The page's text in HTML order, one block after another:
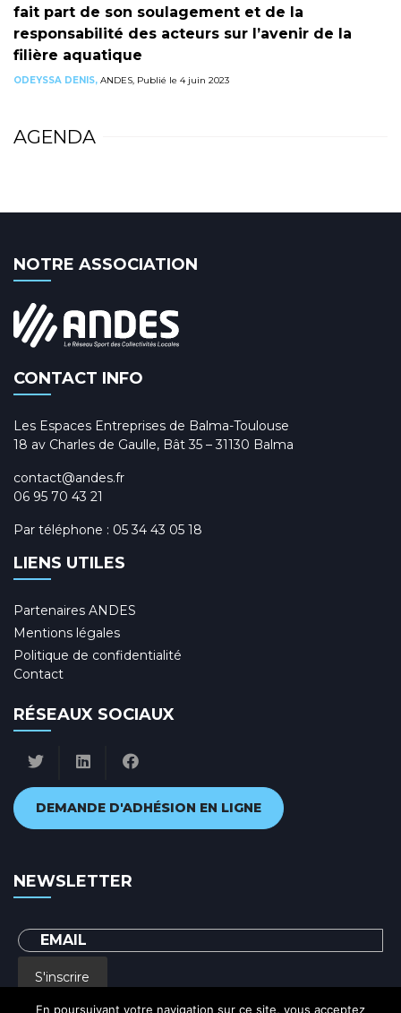
fait part de son soulagement et de la
responsabilité des acteurs sur l’avenir de la
filière aquatique
ODEYSSA DENIS, ANDES, Publié le 4 juin 2023
AGENDA
NOTRE ASSOCIATION
CONTACT INFO
Les Espaces Entreprises de Balma-Toulouse
18 av Charles de Gaulle, Bât 35 – 31130 Balma
contact@andes.fr
06 95 70 43 21
Par téléphone : 05 34 43 05 18
LIENS UTILES
Partenaires ANDES
Mentions légales
Politique de confidentialité
Contact
RÉSEAUX SOCIAUX
DEMANDE D'ADHÉSION EN LIGNE
NEWSLETTER
S'inscrire
En poursuivant votre navigation sur ce site, vous acceptez